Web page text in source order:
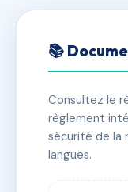
129-147
✓ Immatriculée
📞 Contacter
📚
Consultez le
règlement
sécurité de la
langues.